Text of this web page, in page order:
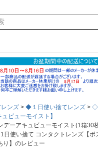
ンズ ◆１日使い捨てレンズ
◇
ュビューモイスト】
デーアキュビューモイスト(1箱30
日使い捨て コンタクトレンズ【ポ
り】のレビュー